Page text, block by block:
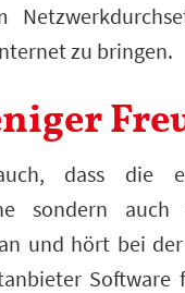
zu bringen.
dass die
sondern
und hört bei